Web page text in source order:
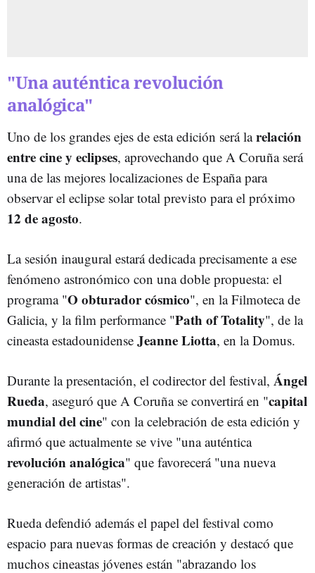
"Una auténtica revolución
analógica"
Uno de los grandes ejes de esta edición será larelación
entre cine y eclipses, aprovechando que A Coruña será
una de las mejores localizaciones de España para
observar el eclipse solar total previsto para el próximo
12 de agosto.
La sesión inaugural estará dedicada precisamente a ese
fenómeno astronómico con una doble propuesta: el
programa "O obturador cósmico", en la Filmoteca de
Galicia, y la film performance "Path of Totality", de la
cineasta estadounidense Jeanne Liotta, en la Domus.
Durante la presentación, el codirector del festival, Ángel
Rueda, aseguró que A Coruña se convertirá en "capital
mundial del cine" con la celebración de esta edición y
afirmó que actualmente se vive "una auténtica
revolución analógica" que favorecerá "una nueva
generación de artistas".
Rueda defendió además el papel del festival como
espacio para nuevas formas de creación y destacó que
muchos cineastas jóvenes están "abrazando los